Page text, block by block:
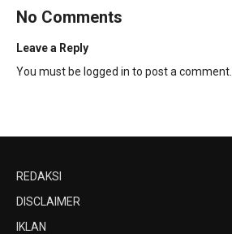
No Comments
Leave a Reply
You must be logged in to post a comment.
REDAKSI
DISCLAIMER
IKLAN